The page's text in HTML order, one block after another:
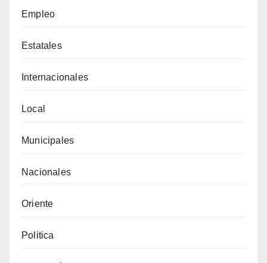
Empleo
Estatales
Internacionales
Local
Municipales
Nacionales
Oriente
Politica